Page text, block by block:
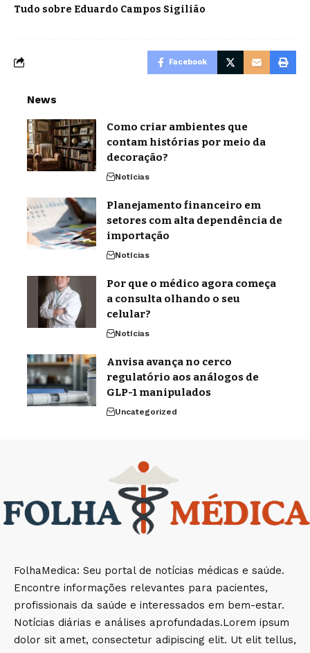
Tudo sobre Eduardo Campos Sigilião
Facebook
News
Como criar ambientes que
contam histórias por meio da
decoração?
Notícias
Planejamento financeiro em
setores com alta dependência de
importação
Notícias
Por que o médico agora começa
a consulta olhando o seu
celular?
Notícias
Anvisa avança no cerco
regulatório aos análogos de
GLP-1 manipulados
Uncategorized
FolhaMedica: Seu portal de notícias médicas e saúde.
Encontre informações relevantes para pacientes,
profissionais da saúde e interessados em bem-estar.
Notícias diárias e análises aprofundadas.Lorem ipsum
dolor sit amet, consectetur adipiscing elit. Ut elit tellus,